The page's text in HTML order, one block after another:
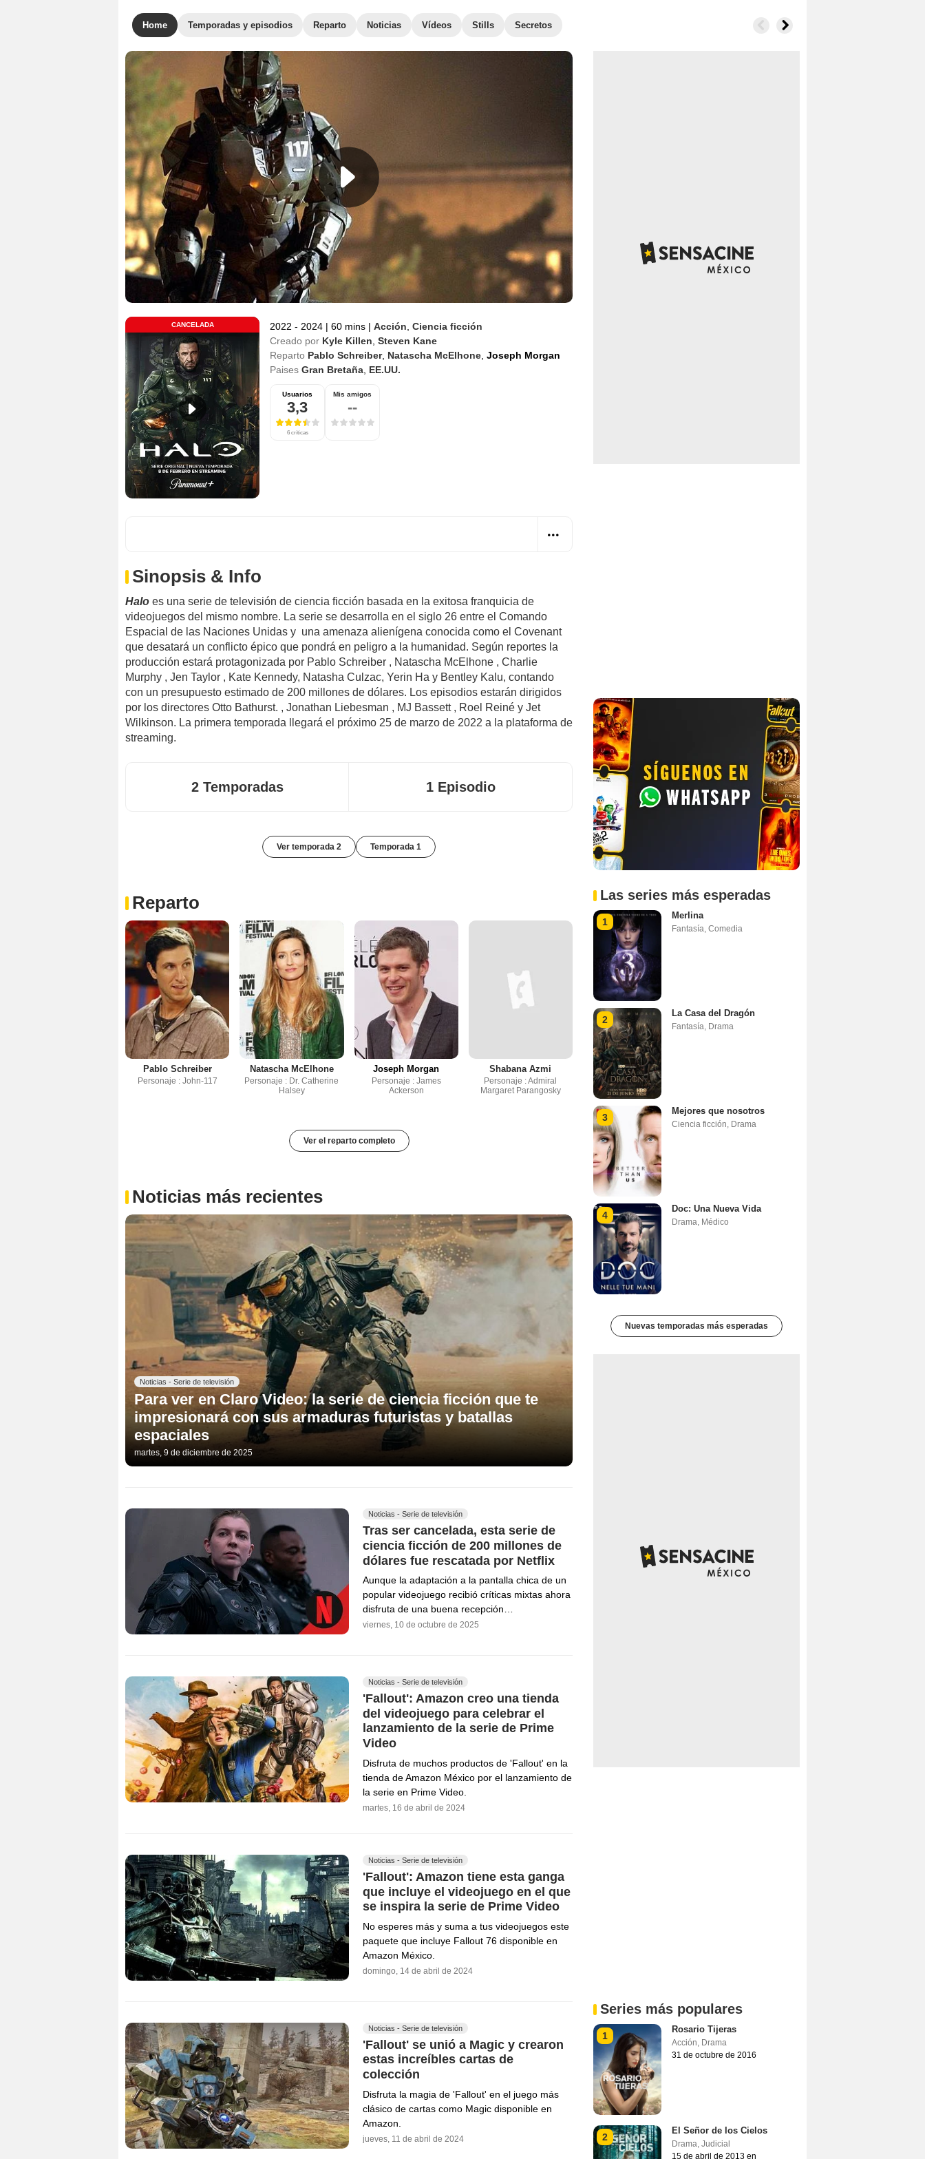
Home Temporadas y episodios Reparto Noticias Vídeos Stills Secretos
CANCELADA 2022 - 2024 | 60 mins | Acción Ciencia ficción
Creado por Kyle Killen Steven Kane
Reparto Pablo Schreiber, Natascha McElhone Joseph Morgan
Paises Gran Bretaña EE.UU.
Usuarios
3,3
6 críticas
Mis amigos
--
Sinopsis & Info
Halo es una serie de televisión de ciencia ficción basada en la exitosa franquicia de
videojuegos del mismo nombre. La serie se desarrolla en el siglo 26 entre el Comando
Espacial de las Naciones Unidas y una amenaza alienígena conocida como el Covenant
que desatará un conflicto épico que pondrá en peligro a la humanidad. Según reportes la
producción estará protagonizada por Pablo Schreiber , Natascha McElhone , Charlie
Murphy , Jen Taylor , Kate Kennedy, Natasha Culzac, Yerin Ha y Bentley Kalu, contando
con un presupuesto estimado de 200 millones de dólares. Los episodios estarán dirigidos
por los directores Otto Bathurst. , Jonathan Liebesman , MJ Bassett , Roel Reiné y Jet
Wilkinson. La primera temporada llegará el próximo 25 de marzo de 2022 a la plataforma de
streaming.
2 Temporadas 1 Episodio
Ver temporada 2 Temporada 1
Reparto
Pablo Schreiber
Personaje : John-117
Natascha McElhone
Personaje : Dr. Catherine
Halsey
Joseph Morgan
Personaje : James
Ackerson
Shabana Azmi
Personaje : Admiral
Margaret Parangosky
Ver el reparto completo
Noticias más recientes
Noticias - Serie de televisión
Para ver en Claro Video: la serie de ciencia ficción que te
impresionará con sus armaduras futuristas y batallas
espaciales
martes, 9 de diciembre de 2025
Noticias - Serie de televisión
Tras ser cancelada, esta serie de
ciencia ficción de 200 millones de
dólares fue rescatada por Netflix
Aunque la adaptación a la pantalla chica de un
popular videojuego recibió críticas mixtas ahora
disfruta de una buena recepción…
viernes, 10 de octubre de 2025
Noticias - Serie de televisión
'Fallout': Amazon creo una tienda
del videojuego para celebrar el
lanzamiento de la serie de Prime
Video
Disfruta de muchos productos de 'Fallout' en la
tienda de Amazon México por el lanzamiento de
la serie en Prime Video.
martes, 16 de abril de 2024
Noticias - Serie de televisión
'Fallout': Amazon tiene esta ganga
que incluye el videojuego en el que
se inspira la serie de Prime Video
No esperes más y suma a tus videojuegos este
paquete que incluye Fallout 76 disponible en
Amazon México.
domingo, 14 de abril de 2024
Noticias - Serie de televisión
'Fallout' se unió a Magic y crearon
estas increíbles cartas de
colección
Disfruta la magia de 'Fallout' en el juego más
clásico de cartas como Magic disponible en
Amazon.
jueves, 11 de abril de 2024
Las series más esperadas
1
Merlina
Fantasía, Comedia
2
La Casa del Dragón
Fantasía, Drama
3
Mejores que nosotros
Ciencia ficción, Drama
4
Doc: Una Nueva Vida
Drama, Médico
Nuevas temporadas más esperadas
Series más populares
1
Rosario Tijeras
Acción, Drama
31 de octubre de 2016
2
El Señor de los Cielos
Drama, Judicial
15 de abril de 2013 en